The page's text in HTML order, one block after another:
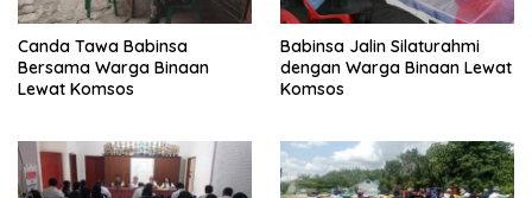
Canda Tawa Babinsa
Bersama Warga Binaan
Lewat Komsos
Babinsa Jalin Silaturahmi
dengan Warga Binaan Lewat
Komsos